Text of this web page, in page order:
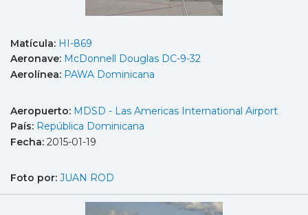
Matícula: HI-869
Aeronave: McDonnell Douglas DC-9-32
Aerolínea: PAWA Dominicana
Aeropuerto: MDSD - Las Americas International Airport
País: República Dominicana
Fecha: 2015-01-19
Foto por: JUAN ROD